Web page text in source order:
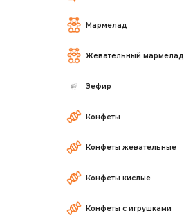
Мармелад
Жевательный мармелад
Зефир
Конфеты
Конфеты жевательные
Конфеты кислые
Конфеты с игрушками